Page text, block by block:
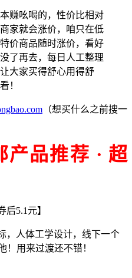
赚吆喝的，性价比相对
家就会涨价，咱只在低
价商品随时涨价，看好
没了再去，每日人工整理
大家买得舒心用得舒
！
（想买什么之前搜一
产品推荐 · 超
5.1元】
，人体工学设计，线下一个
！用来过渡还不错！